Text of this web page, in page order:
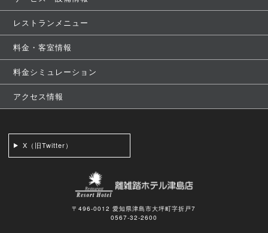
レストランメニュー
料金・客室情報
料金シミュレーション
アクセス情報
X（旧Twitter）
〒496-0012 愛知県津島市大坪町字折戸7
0567-32-2600